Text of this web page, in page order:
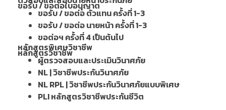
ขอรับ / ขอต่อใบอนุญาต
ขอรับ / ขอต่อ ตัวแทน ครั้งที่ 1-3
ขอรับ / ขอต่อ นายหน้า ครั้งที่ 1-3
ขอต่อฯ ครั้งที่ 4 เป็นต้นไป
หลักสูตรพิเศษวิชาชีพ
หลักสูตรวิชาชีพ
ผู้ตรวจสอบและประเมินวินาศภัย
NL | วิชาชีพประกันวินาศภัย
NL RPL | วิชาชีพประกันวินาศภัยแบบพิเศษ
PLI หลักสูตรวิชาชีพประกันชีวิต